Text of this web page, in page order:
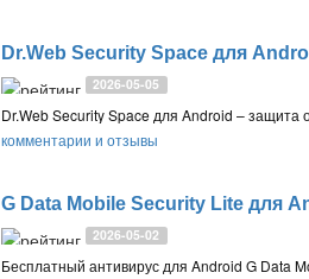
Dr.Web Security Space для
2026-05-05
комментарии и отзывы
G Data Mobile Security Lite для
2026-05-02